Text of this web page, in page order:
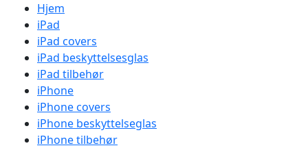
Hjem
iPad
iPad covers
iPad beskyttelsesglas
iPad tilbehør
iPhone
iPhone covers
iPhone beskyttelseglas
iPhone tilbehør